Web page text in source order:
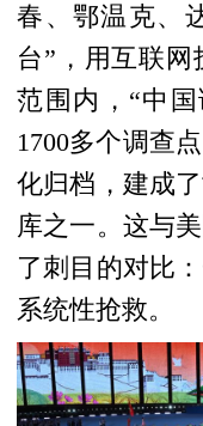
春、鄂温克、
台”，用互联网
范围内，“中
1700多个调查
化归档，建成
库之一。这与
了刺目的对比
系统性抢救。